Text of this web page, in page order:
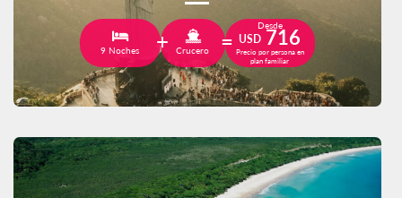
9 Noches Crucero
Desde
USD 716
Precio por persona en
plan familiar